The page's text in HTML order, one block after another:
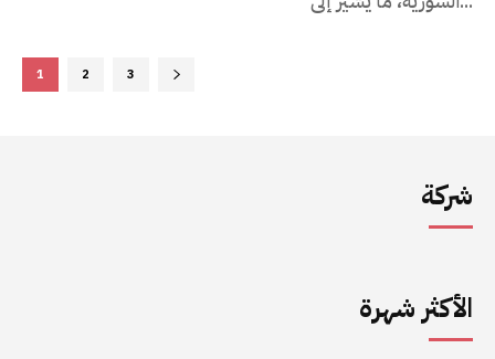
1 2 3
شركة
الأكثر شهرة